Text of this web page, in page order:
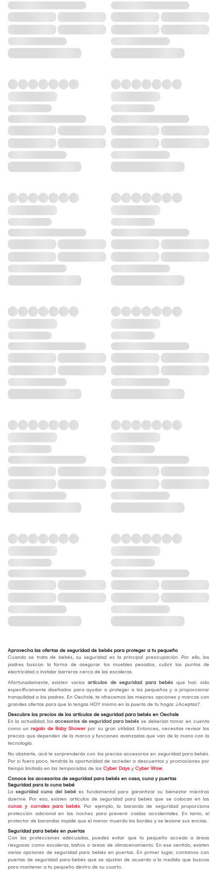
Aprovecha las ofertas de seguridad de bebés para proteger a tu pequeño
Cuando se trata de bebés, su seguridad es la principal preocupación. Por ello, los
padres buscan la forma de asegurar los muebles pesados, cubrir los puntos de
electricidad o instalar barreras cerca de las escaleras.
Afortunadamente, existen varios artículos de seguridad para bebés que han sido
específicamente diseñados para ayudar a proteger a los pequeños y a proporcionar
tranquilidad a los padres. En Oechsle, te ofrecemos las mejores opciones y marcas con
grandes ofertas para que lo tengas HOY mismo en la puerta de tu hogar. ¿Aceptas?
Descubre los precios de los artículos de seguridad para bebés en Oechsle
En la actualidad, los accesorios de seguridad para bebés se deberían tomar en cuenta
como un regalo de Baby Shower por su gran utilidad. Entonces, necesitas revisar los
precios que dependen de la marca y funciones avanzadas que van de la mano con la
tecnología.
No obstante, acá te sorprenderás con los precios accesorios en seguridad para bebés.
Por si fuera poco, tendrás la oportunidad de acceder a descuentos y promociones por
tiempo limitado en las temporadas de los Cyber Days y Cyber Wow.
Conoce los accesorios de seguridad para bebés en casa, cuna y puertas
Seguridad para la cuna bebé
La seguridad cuna del bebé es fundamental para garantizar su bienestar mientras
duerme. Por eso, existen artículos de seguridad para bebés que se colocan en las
cunas y corrales para bebés. Por ejemplo, la baranda de seguridad proporciona
protección adicional en las noches para prevenir caídas accidentales. En tanto, el
protector de barandas impide que el menor muerda los bordes y se lesione sus encías.
Seguridad para bebés en puertas
Con las protecciones adecuadas, puedes evitar que tu pequeño acceda a áreas
riesgosas como escaleras, baños o áreas de almacenamiento. En ese sentido, existen
varias opciones de seguridad para bebés en puertas. En primer lugar, contamos con
puertas de seguridad para bebés que se ajustan de acuerdo a la medida que buscas
para mantener a tu pequeño dentro de su cuarto.